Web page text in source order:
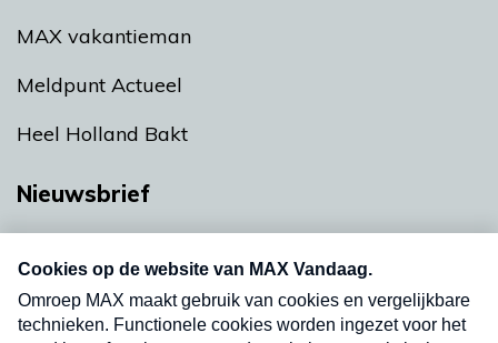
MAX vakantieman
Meldpunt Actueel
Heel Holland Bakt
Nieuwsbrief
nieuwsbrief. Elke vrijdag- en dinsdagochtend in
uw mailbox.